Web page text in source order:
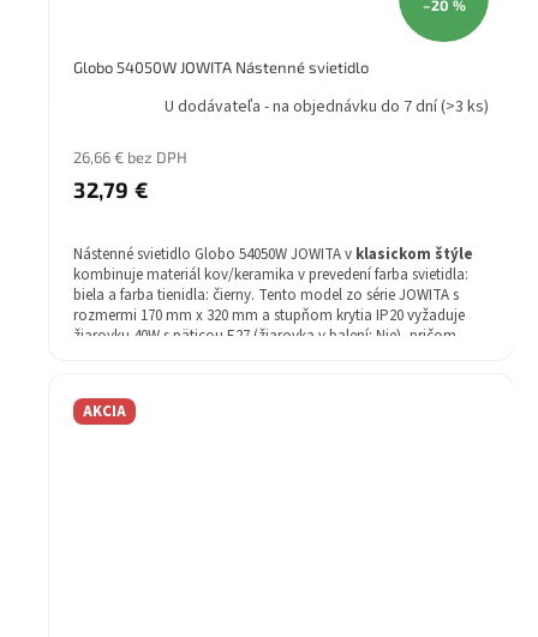
–20 %
Globo 54050W JOWITA Nástenné svietidlo
U dodávateľa - na objednávku do 7 dní(>3 ks)
26,66 € bez DPH
32,79 €
Nástenné svietidlo Globo 54050W JOWITA v klasickom štýle
kombinuje materiál kov/keramika v prevedení farba svietidla:
biela a farba tienidla: čierny. Tento model zo série JOWITA s
rozmermi 170 mm x 320 mm a stupňom krytia IP20 vyžaduje
žiarovku 40W s päticou E27 (žiarovka v balení: Nie), pričom
AKCIA